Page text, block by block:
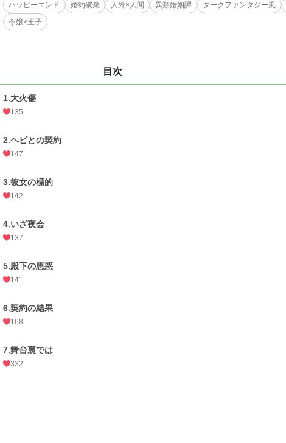
ハッピーエンド 婚約破棄 人外×人間 異類婚姻譚 ダークファンタジー風
令嬢×王子
目次
1.大火傷
135
2.ヘビとの契約
147
3.彼女の標的
142
4.いざ夜会
137
5.殿下の思惑
141
6.契約の結果
168
7.舞台裏では
332